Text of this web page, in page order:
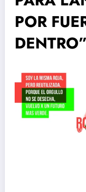
POR
DENTRO”